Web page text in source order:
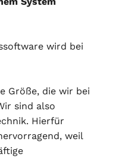
wird bei
Größe, die wir bei
sind also
Hierfür
weil